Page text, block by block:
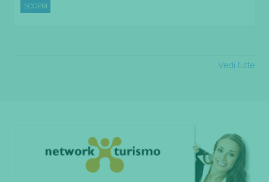
SCOPRI
Vedi tutte